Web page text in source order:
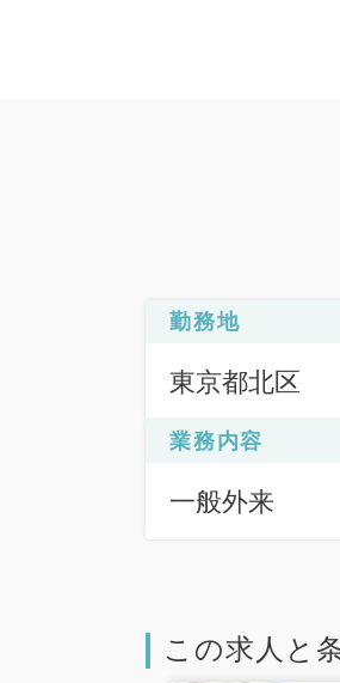
勤務地
東京都北区
業務内容
一般外来
この求人と